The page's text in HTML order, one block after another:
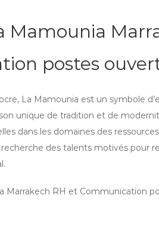
Mamounia
postes
La Mamounia est un symbole
unique de tradition et de
dans les domaines des
des talents motivés pour